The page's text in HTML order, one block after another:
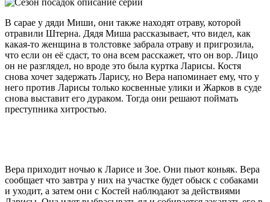
В сарае у дяди Миши, они также находят отраву, которой
отравили Штерна. Дядя Миша рассказывает, что видел, как
какая-то женщина в толстовке забрала отраву и пригрозила,
что если он её сдаст, то она всем расскажет, что он вор. Лицо
он не разглядел, но вроде это была куртка Ларисы. Костя
снова хочет задержать Ларису, но Вера напоминает ему, что у
него против Ларисы только косвенные улики и Жарков в суде
снова выставит его дураком. Тогда они решают поймать
преступника хитростью.
Вера приходит ночью к Ларисе и Зое. Они пьют коньяк. Вера
сообщает что завтра у них на участке будет обыск с собаками
и уходит, а затем они с Костей наблюдают за действиями